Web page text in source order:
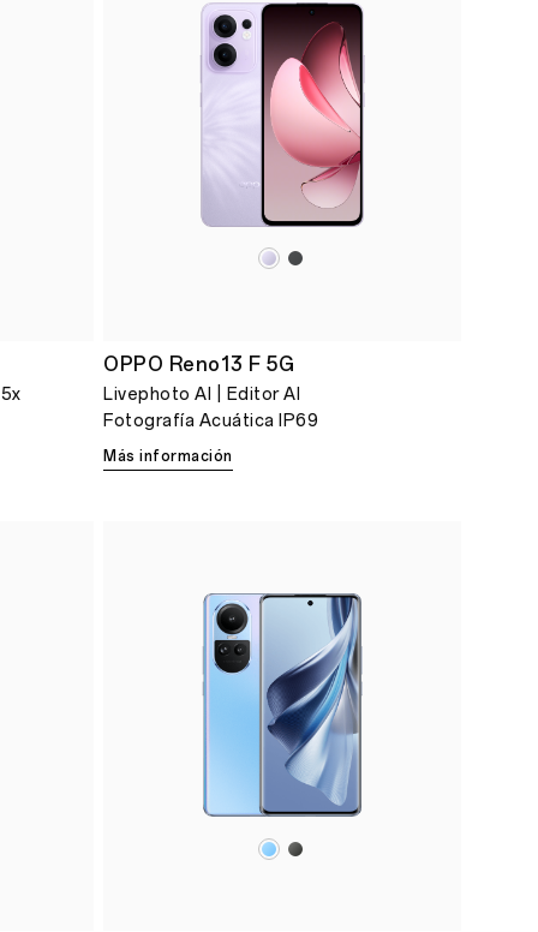
OPPO Reno13 F 5G
Livephoto AI | Editor AI
Fotografía Acuática IP69
Más información